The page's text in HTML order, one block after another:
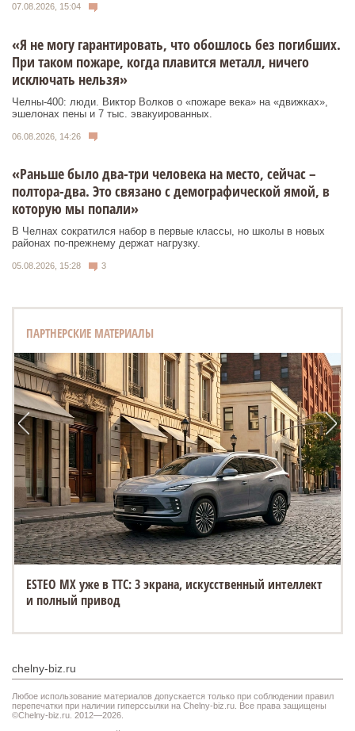
07.08.2026, 15:04
«Я не могу гарантировать, что обошлось без погибших.
При таком пожаре, когда плавится металл, ничего
исключать нельзя»
Челны-400: люди. Виктор Волков о «пожаре века» на «движках»,
эшелонах пены и 7 тыс. эвакуированных.
06.08.2026, 14:26
«Раньше было два-три человека на место, сейчас –
полтора-два. Это связано с демографической ямой, в
которую мы попали»
В Челнах сократился набор в первые классы, но школы в новых
районах по-прежнему держат нагрузку.
05.08.2026, 15:28 3
ПАРТНЕРСКИЕ МАТЕРИАЛЫ
ESTEO MX уже в ТТС: 3 экрана, искусственный интеллект
и полный привод
chelny-biz.ru
Любое использование материалов допускается только при соблюдении правил
перепечатки при наличии гиперссылки на Chelny-biz.ru. Все права защищены
©Chelny-biz.ru. 2012—2026.